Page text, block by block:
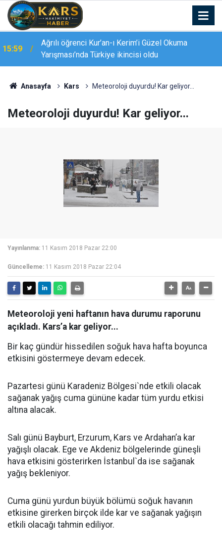
15:38 Palandöken’de yaz kursu coşkusu
Anasayfa Kars Meteoroloji duyurdu! Kar geliyor...
Meteoroloji duyurdu! Kar geliyor...
Yayınlanma: 11 Kasım 2018 Pazar 22:00
Güncelleme: 11 Kasım 2018 Pazar 22:04
Meteoroloji yeni haftanın hava durumu raporunu
açıkladı. Kars’a kar geliyor...
Bir kaç gündür hissedilen soğuk hava hafta boyunca
etkisini göstermeye devam edecek.
Pazartesi günü Karadeniz Bölgesi`nde etkili olacak
sağanak yağış cuma gününe kadar tüm yurdu etkisi
altına alacak.
Salı günü Bayburt, Erzurum, Kars ve Ardahan’a kar
yağışlı olacak. Ege ve Akdeniz bölgelerinde güneşli
hava etkisini gösterirken İstanbul`da ise sağanak
yağış bekleniyor.
Cuma günü yurdun büyük bölümü soğuk havanın
etkisine girerken birçok ilde kar ve sağanak yağışın
etkili olacağı tahmin ediliyor.